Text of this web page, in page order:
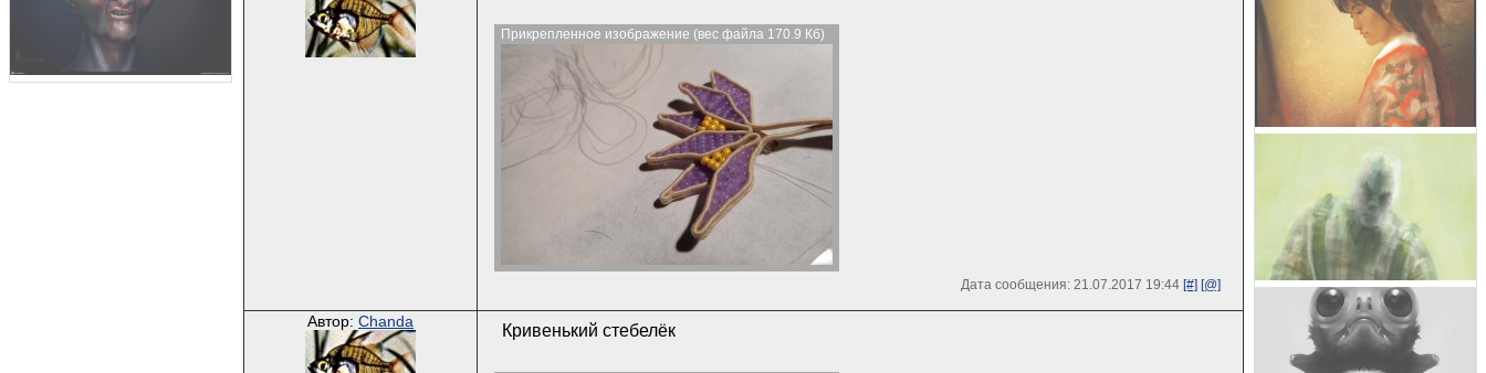
Прикрепленное изображение (вес файла 170.9 Кб)
Дата сообщения: 21.07.2017 19:44 [#] [@]
Автор: Chanda Кривенький стебелёк